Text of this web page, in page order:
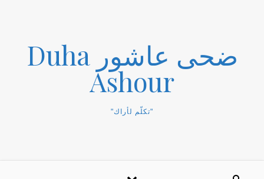
ضحى عاشور Duha
Ashour
"تكلّم لأراك"